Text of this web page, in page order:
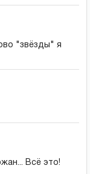
"звёзды" я
Всё это!